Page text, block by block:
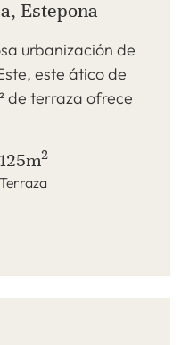
Estepona
urbanización de
este ático de
de terraza ofrece
125m2
Terraza